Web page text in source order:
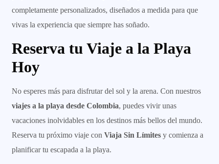
completamente personalizados, diseñados a medida para que
vivas la experiencia que siempre has soñado.
Reserva tu Viaje a la Playa
Hoy
No esperes más para disfrutar del sol y la arena. Con nuestros
viajes a la playa desde Colombia, puedes vivir unas
vacaciones inolvidables en los destinos más bellos del mundo.
Reserva tu próximo viaje con Viaja Sin Límites y comienza a
planificar tu escapada a la playa.